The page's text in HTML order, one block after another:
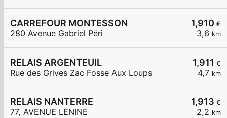
1,910 €
3,6 km
CARREFOUR MONTESSON
280 Avenue Gabriel Péri
1,911 €
4,7 km
RELAIS ARGENTEUIL
Rue des Grives Zac Fosse Aux Loups
1,913 €
2,2 km
RELAIS NANTERRE
77, AVENUE LENINE